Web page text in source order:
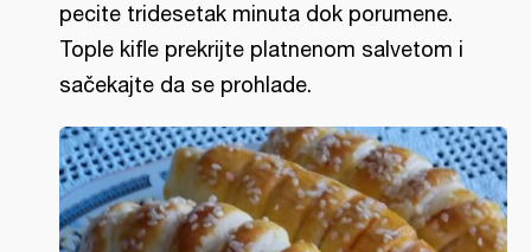
pecite tridesetak minuta dok porumene.
Tople kifle prekrijte platnenom salvetom i
sačekajte da se prohlade.